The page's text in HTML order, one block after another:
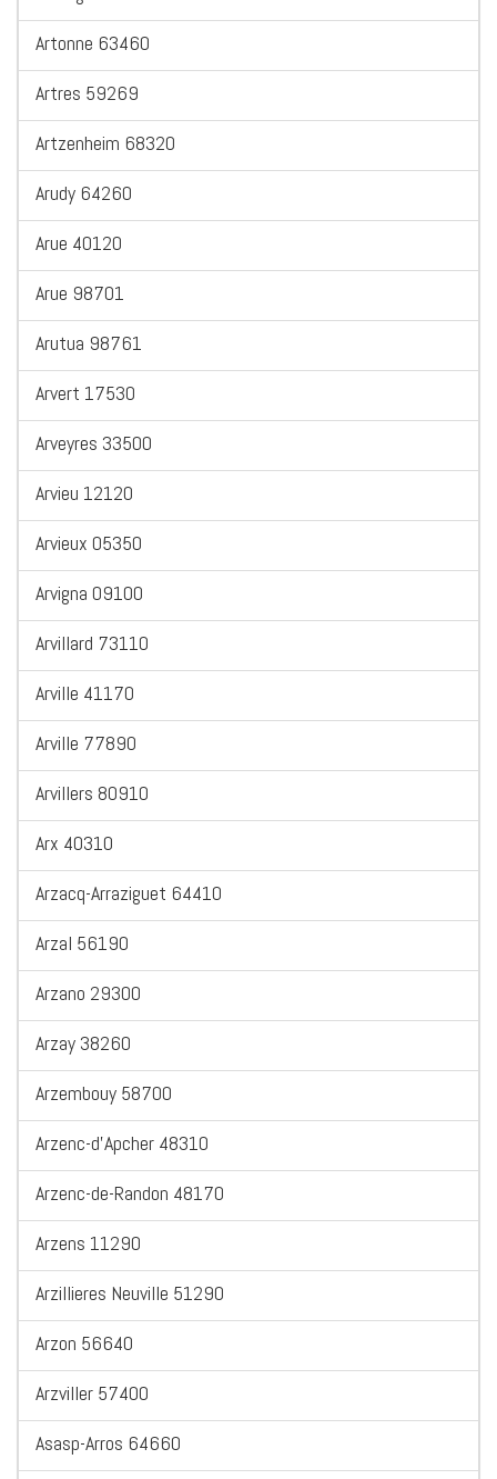
Artonne 63460
Artres 59269
Artzenheim 68320
Arudy 64260
Arue 40120
Arue 98701
Arutua 98761
Arvert 17530
Arveyres 33500
Arvieu 12120
Arvieux 05350
Arvigna 09100
Arvillard 73110
Arville 41170
Arville 77890
Arvillers 80910
Arx 40310
Arzacq-Arraziguet 64410
Arzal 56190
Arzano 29300
Arzay 38260
Arzembouy 58700
Arzenc-d'Apcher 48310
Arzenc-de-Randon 48170
Arzens 11290
Arzillieres Neuville 51290
Arzon 56640
Arzviller 57400
Asasp-Arros 64660